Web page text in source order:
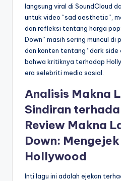
langsung viral di SoundCloud
untuk video “sad aesthetic”,
dan refleksi tentang harga
Down” masih sering muncul
dan konten tentang “dark
bahwa kritiknya terhadap
era selebriti media sosial.
Analisis Makna
Sindiran
Review Makna
Down:
Hollywood
Inti lagu ini adalah ejekan